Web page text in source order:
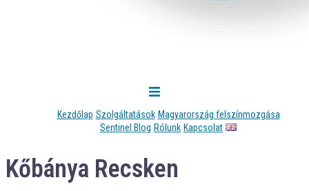
Kezdőlap Szolgáltatások Magyarország felszínmozgása
Sentinel Blog Rólunk Kapcsolat
Kőbánya Recsken